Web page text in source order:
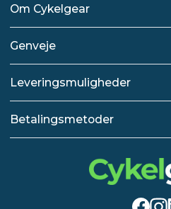
Om Cykelgear
Genveje
Leveringsmuligheder
Betalingsmetoder